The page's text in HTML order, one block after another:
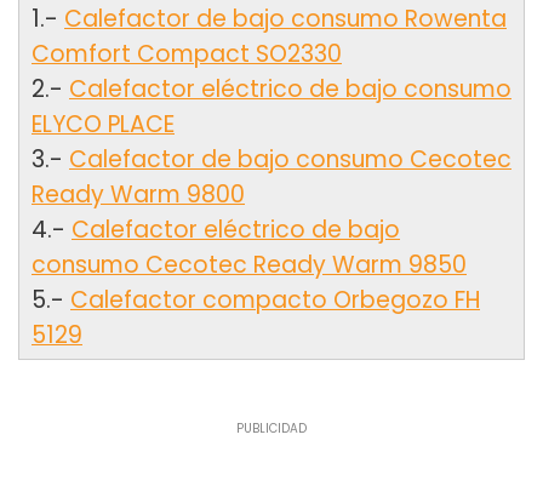
1.- Calefactor de bajo consumo Rowenta
Comfort Compact SO2330
2.- Calefactor eléctrico de bajo consumo
ELYCO PLACE
3.- Calefactor de bajo consumo Cecotec
Ready Warm 9800
4.- Calefactor eléctrico de bajo
consumo Cecotec Ready Warm 9850
5.- Calefactor compacto Orbegozo FH
5129